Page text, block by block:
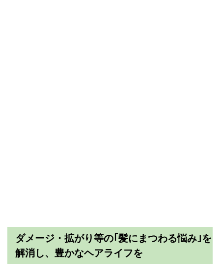
ダメージ・拡がり等の｢髪にまつわる悩み｣を
解消し、豊かなヘアライフを